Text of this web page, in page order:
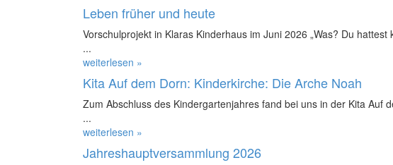
Leben früher und heute
Vorschulprojekt in Klaras Kinderhaus im Juni 2026 „Was? Du hattest
...
weiterlesen »
Kita Auf dem Dorn: Kinderkirche: Die Arche Noah
Zum Abschluss des Kindergartenjahres fand bei uns in der Kita Auf
...
weiterlesen »
Jahreshauptversammlung 2026